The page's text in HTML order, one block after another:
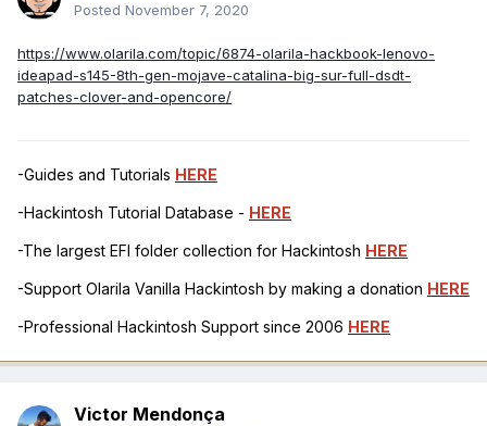
Posted November 7, 2020
https://www.olarila.com/topic/6874-olarila-hackbook-lenovo-
ideapad-s145-8th-gen-mojave-catalina-big-sur-full-dsdt-
patches-clover-and-opencore/
-Guides and Tutorials HERE
-Hackintosh Tutorial Database - HERE
-The largest EFI folder collection for Hackintosh HERE
-Support Olarila Vanilla Hackintosh by making a donation HERE
-Professional Hackintosh Support since 2006 HERE
Victor Mendonça